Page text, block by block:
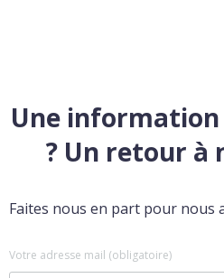
Une
? Un retour à
Faites nous en part pour nous
Votre adresse mail (obligatoire)